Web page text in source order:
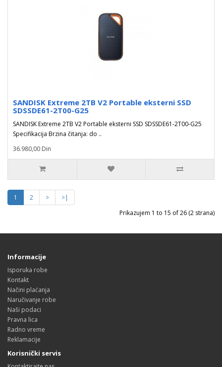
SANDISK Extreme 2TB V2 Portable eksterni SSD
SDSSDE61-2T00-G25
SANDISK Extreme 2TB V2 Portable eksterni SSD SDSSDE61-2T00-G25
Specifikacija Brzina čitanja: do ..
36.980,00 Din
1 2 >
>|
Prikazujem 1 to 15 of 26 (2 strana)
Informacije
Isporuka robe
Kontakt
Načini plaćanja
Naručivanje robe
Naši podaci
Pravna lica
Radno vreme
Reklamacije
Korisnički servis